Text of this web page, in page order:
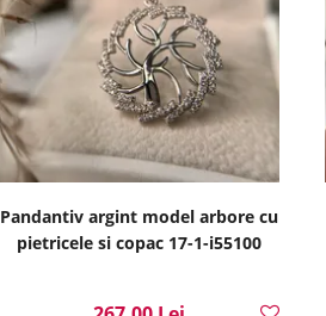
Pandantiv argint model arbore cu
pietricele si copac 17-1-i55100